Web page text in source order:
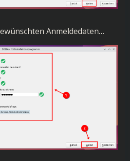
Anmeldedaten…